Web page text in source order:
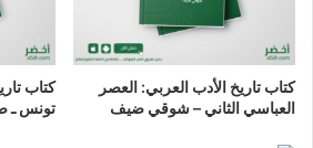
كتاب تاريخ الأدب العربي: العصر
العباسي الثاني – شوقي ضيف
كتاب
تونس ـ